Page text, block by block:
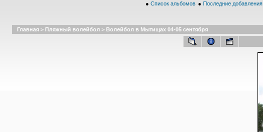
● Список альбомов ● Последние добавления
Главная > Пляжный волейбол > Волейбол в Мытищах 04-05 сентября